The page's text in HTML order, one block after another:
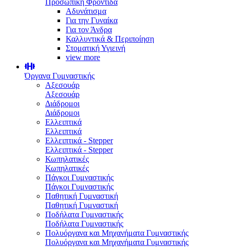
Προσωπική Φροντίδα
Αδυνάτισμα
Για την Γυναίκα
Για τον Άνδρα
Καλλυντικά & Περιποίηση
Στοματική Υγιεινή
view more
Όργανα Γυμναστικής
Αξεσουάρ
Αξεσουάρ
Διάδρομοι
Διάδρομοι
Ελλειπτικά
Ελλειπτικά
Ελλειπτικά - Stepper
Ελλειπτικά - Stepper
Κωπηλατικές
Κωπηλατικές
Πάγκοι Γυμναστικής
Πάγκοι Γυμναστικής
Παθητική Γυμναστική
Παθητική Γυμναστική
Ποδήλατα Γυμναστικής
Ποδήλατα Γυμναστικής
Πολυόργανα και Μηχανήματα Γυμναστικής
Πολυόργανα και Μηχανήματα Γυμναστικής